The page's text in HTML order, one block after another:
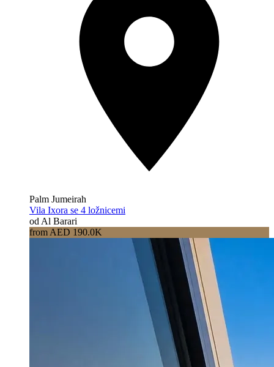
Palm Jumeirah
Vila Ixora se 4 ložnicemi
od Al Barari
from AED 190.0K